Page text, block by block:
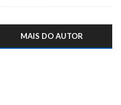
MAIS DO AUTOR